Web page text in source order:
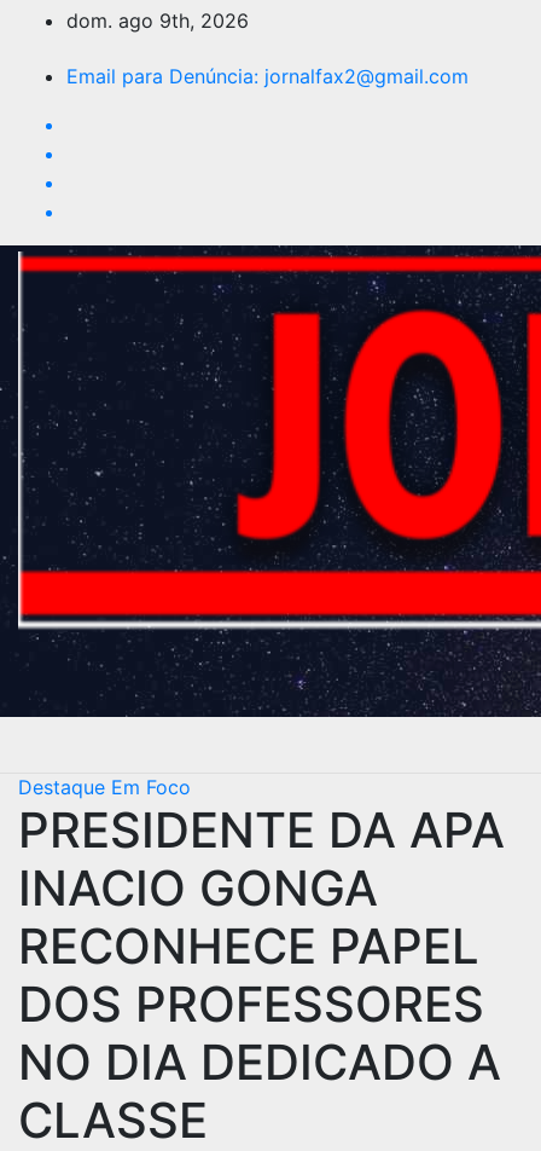
dom. ago 9th, 2026
Email para Denúncia: jornalfax2@gmail.com
Destaque Em Foco
PRESIDENTE DA APA
INACIO GONGA
RECONHECE PAPEL
DOS PROFESSORES
NO DIA DEDICADO A
CLASSE